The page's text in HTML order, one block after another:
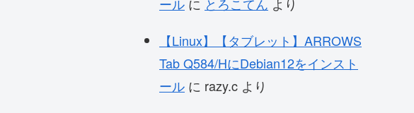
【Linux】【タブレット】ARROWS
Tab Q584/HにDebian12をインスト
ール に razy.c より